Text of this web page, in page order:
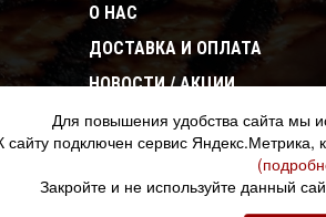
О НАС
ДОСТАВКА И ОПЛАТА
НОВОСТИ / АКЦИИ
НАШИ КОНТАКТЫ
Создано в
Для повышения удобства сайта мы
сайту подключен сервис
Закройте и не используйте данный